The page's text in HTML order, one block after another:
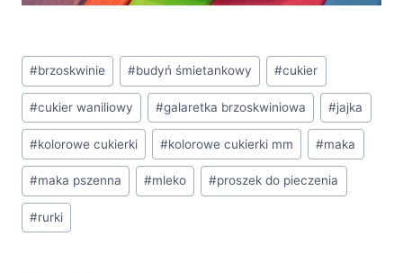
Tagi
wpisu:
#brzoskwinie #budyń śmietankowy #cukier
#cukier waniliowy #galaretka brzoskwiniowa #jajka
#kolorowe cukierki #kolorowe cukierki mm #maka
#maka pszenna #mleko #proszek do pieczenia
#rurki